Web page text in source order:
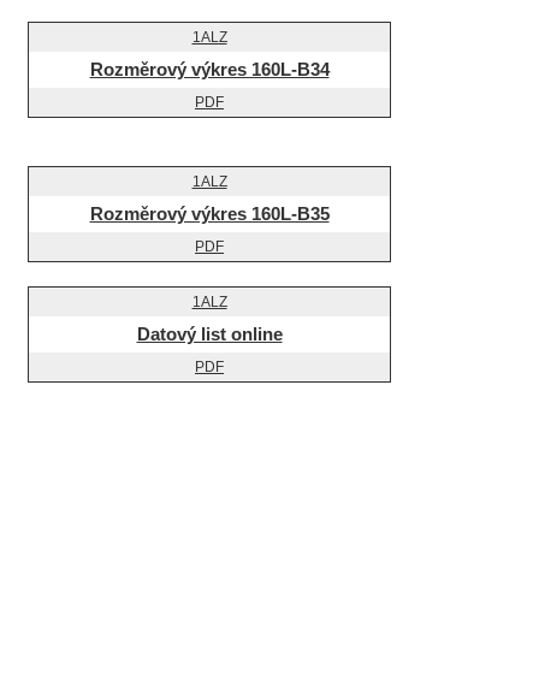
Rozměrový výkres 160L-B34
Rozměrový výkres 160L-B35
Datový list online